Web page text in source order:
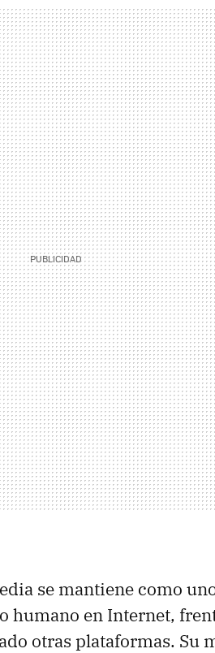
se mantiene como
humano en Internet,
otras plataformas. Su